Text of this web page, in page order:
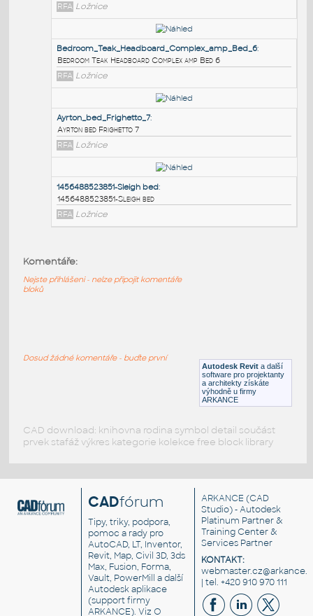
PODOBNÉ BLOKY:
Craftsman Bedroom Set Queen Bed Night Stands Dresser
RFA Ložnice
Bedroom_Teak_Headboard_Complex_amp_Bed_6
Bedroom Teak Headboard Complex amp Bed 6
RFA Ložnice
Ayrton bed Frighetto 7
RFA Ložnice
RFA Ložnice Autodesk Revit a další
software pro projektanty
a architekty získáte
výhodně u firmy
ARKANCE
Komentáře:
Nejste přihlášeni - nelze připojit komentáře
bloků
Dosud žádné komentáře - buďte první
CAD download: knihovna rodina symbol detail součást
prvek stafáž výkres kategorie kolekce free block library
CADfórum
Tipy, triky, podpora,
pomoc a rady pro
AutoCAD, LT, Inventor,
Revit, Map, Civil 3D, 3ds
Max, Fusion, Forma,
Vault, PowerMill a další
Autodesk aplikace
(support firmy
ARKANCE). VizO
ARKANCE (CAD
Studio) - Autodesk
Platinum Partner &
Training Center &
Services Partner
KONTAKT:
| tel. +420 910 970 111